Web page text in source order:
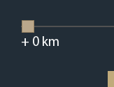
+ 0km